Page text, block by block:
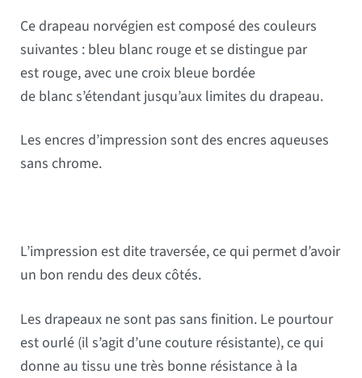
Ce drapeau norvégien est composé des couleurs
suivantes : bleu blanc rouge et se distingue par
est rouge, avec une croix bleue bordée
de blanc s’étendant jusqu’aux limites du drapeau.
Les encres d’impression sont des encres aqueuses
sans chrome.
L’impression est dite traversée, ce qui permet d’avoir
un bon rendu des deux côtés.
Les drapeaux ne sont pas sans finition. Le pourtour
est ourlé (il s’agit d’une couture résistante), ce qui
donne au tissu une très bonne résistance à la